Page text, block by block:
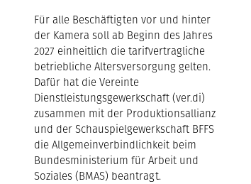
Für alle Beschäftigten vor und hinter
der Kamera soll ab Beginn des Jahres
2027 einheitlich die tarifvertragliche
betriebliche Altersversorgung gelten.
Dafür hat die Vereinte
Dienstleistungsgewerkschaft (ver.di)
zusammen mit der Produktionsallianz
und der Schauspielgewerkschaft BFFS
die Allgemeinverbindlichkeit beim
Bundesministerium für Arbeit und
Soziales (BMAS) beantragt.